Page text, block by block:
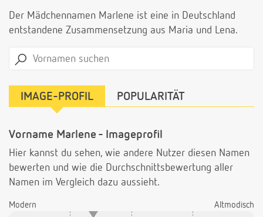
Der Mädchennamen Marlene ist eine in Deutschland
entstandene Zusammensetzung aus Maria und Lena.
IMAGE-PROFIL POPULARITÄT
Vorname Marlene - Imageprofil
Hier kannst du sehen, wie andere Nutzer diesen Namen
bewerten und wie die Durchschnittsbewertung aller
Namen im Vergleich dazu aussieht.
Modern Altmodisch